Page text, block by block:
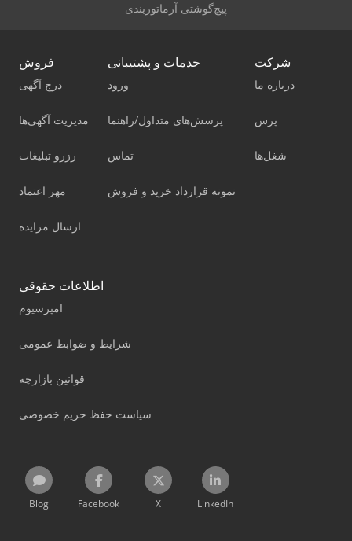
پیچ‌گوشتی آرماتوربندی
فروش
درج آگهی
مدیریت آگهی‌ها
رزرو تبلیغات
مهر اعتماد
ارسال مزایده
خدمات و پشتیبانی
ورود
پرسش‌های متداول/راهنما
تماس
نمونه قرارداد خرید و فروش
شرکت
درباره ما
پرس
شغل‌ها
اطلاعات حقوقی
امپرسیوم
شرایط و ضوابط عمومی
قوانین بازارچه
سیاست حفظ حریم خصوصی
Blog Facebook X LinkedIn